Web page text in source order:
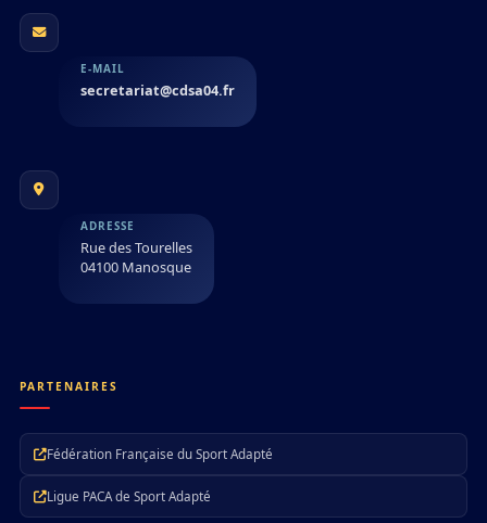
E-MAIL
secretariat@cdsa04.fr
ADRESSE
Rue des Tourelles
04100 Manosque
PARTENAIRES
Fédération Française du Sport Adapté
Ligue PACA de Sport Adapté